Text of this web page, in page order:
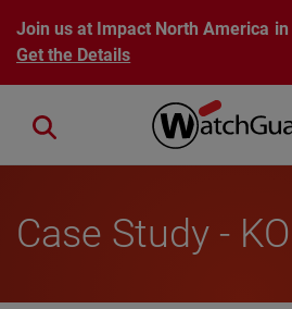
Skip to main content
Join us at Impact North America
Get the Details
Close search
Case Study -